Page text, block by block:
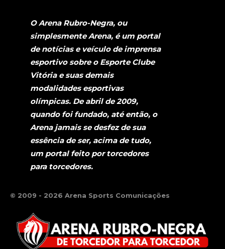
O Arena Rubro-Negra, ou
simplesmente Arena, é um portal
de notícias e veículo de imprensa
esportivo sobre o Esporte Clube
Vitória e suas demais
modalidades esportivas
olímpicas. De abril de 2009,
quando foi fundado, até então, o
Arena jamais se desfez de sua
essência de ser, acima de tudo,
um portal feito por torcedores
para torcedores.
© 2009 - 2026 Arena Sports Comunicações